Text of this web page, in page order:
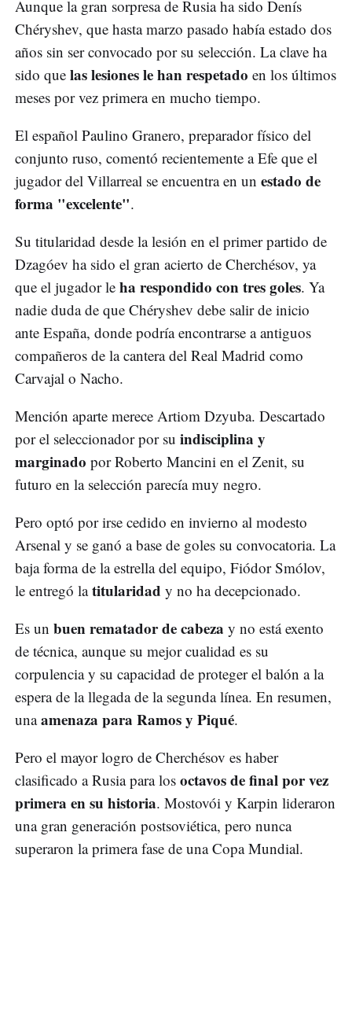
Aunque la gran sorpresa de Rusia ha sido Denís
Chéryshev, que hasta marzo pasado había estado dos
años sin ser convocado por su selección. La clave ha
sido que las lesiones le han respetado en los últimos
meses por vez primera en mucho tiempo.
El español Paulino Granero, preparador físico del
conjunto ruso, comentó recientemente a Efe que el
jugador del Villarreal se encuentra en un estado de
forma "excelente".
Su titularidad desde la lesión en el primer partido de
Dzagóev ha sido el gran acierto de Cherchésov, ya
que el jugador le ha respondido con tres goles. Ya
nadie duda de que Chéryshev debe salir de inicio
ante España, donde podría encontrarse a antiguos
compañeros de la cantera del Real Madrid como
Carvajal o Nacho.
Mención aparte merece Artiom Dzyuba. Descartado
por el seleccionador por su indisciplina y
marginado por Roberto Mancini en el Zenit, su
futuro en la selección parecía muy negro.
Pero optó por irse cedido en invierno al modesto
Arsenal y se ganó a base de goles su convocatoria. La
baja forma de la estrella del equipo, Fiódor Smólov,
le entregó latitularidad y no ha decepcionado.
Es un buen rematador de cabeza y no está exento
de técnica, aunque su mejor cualidad es su
corpulencia y su capacidad de proteger el balón a la
espera de la llegada de la segunda línea. En resumen,
unaamenaza para Ramos y Piqué.
Pero el mayor logro de Cherchésov es haber
clasificado a Rusia para los octavos de final por vez
primera en su historia. Mostovói y Karpin lideraron
una gran generación postsoviética, pero nunca
superaron la primera fase de una Copa Mundial.